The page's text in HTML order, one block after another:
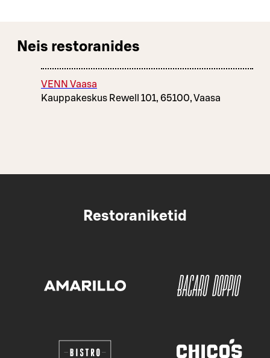
Neis restoranides
VENN Vaasa
Kauppakeskus Rewell 101, 65100, Vaasa
Restoraniketid